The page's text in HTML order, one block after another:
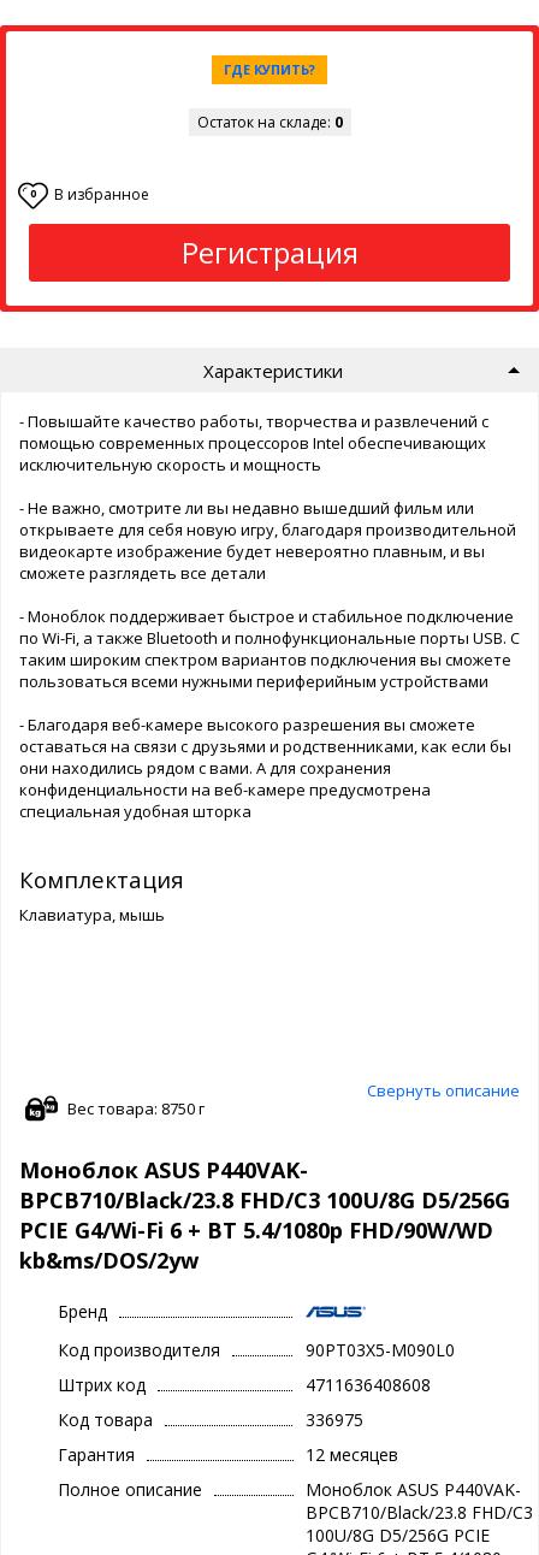
ГДЕ КУПИТЬ?
Остаток на складе: 0
0 В избранное
Регистрация
Характеристики
- Повышайте качество работы, творчества и развлечений с
помощью современных процессоров Intel обеспечивающих
исключительную скорость и мощность
- Не важно, смотрите ли вы недавно вышедший фильм или
открываете для себя новую игру, благодаря производительной
видеокарте изображение будет невероятно плавным, и вы
сможете разглядеть все детали
- Моноблок поддерживает быстрое и стабильное подключение
по Wi-Fi, а также Bluetooth и полнофункциональные порты USB. С
таким широким спектром вариантов подключения вы сможете
пользоваться всеми нужными периферийным устройствами
- Благодаря веб-камере высокого разрешения вы сможете
оставаться на связи с друзьями и родственниками, как если бы
они находились рядом с вами. А для сохранения
конфиденциальности на веб-камере предусмотрена
специальная удобная шторка
Комплектация
Клавиатура, мышь
Свернуть описание
Вес товара: 8750 г
Моноблок ASUS P440VAK-
BPCB710/Black/23.8 FHD/C3 100U/8G D5/256G
PCIE G4/Wi-Fi 6 + BT 5.4/1080p FHD/90W/WD
kb&ms/DOS/2yw
Бренд
Код производителя
90PT03X5-M090L0
Штрих код
4711636408608
Код товара
336975
Гарантия
12 месяцев
Полное описание
Моноблок ASUS P440VAK-
BPCB710/Black/23.8 FHD/C3
100U/8G D5/256G PCIE